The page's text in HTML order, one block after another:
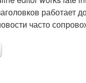
работает
часто